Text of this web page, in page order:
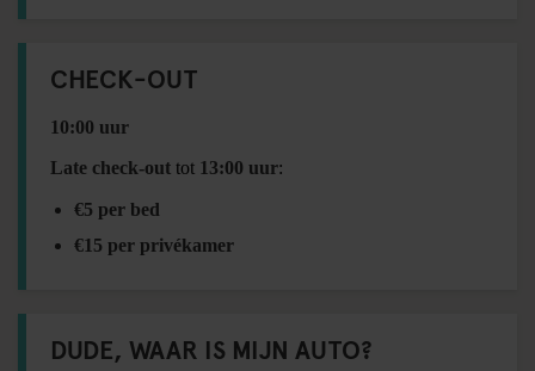
CHECK-OUT
10:00 uur
Late check-out tot 13:00 uur:
€5 per bed
€15 per privékamer
DUDE, WAAR IS MIJN AUTO?